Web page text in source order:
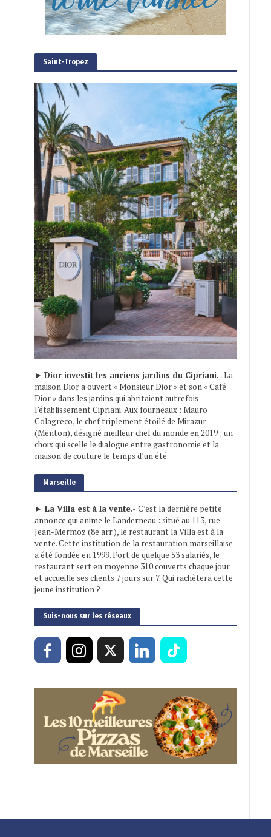
Saint-Tropez
► Dior investit les anciens jardins du Cipriani.- La
maison Dior a ouvert « Monsieur Dior » et son « Café
Dior » dans les jardins qui abritaient autrefois
l’établissement Cipriani. Aux fourneaux : Mauro
Colagreco, le chef triplement étoilé de Mirazur
(Menton), désigné meilleur chef du monde en 2019 ; un
choix qui scelle le dialogue entre gastronomie et la
maison de couture le temps d’un été.
Marseille
► La Villa est à la vente.- C’est la dernière petite
annonce qui anime le Landerneau : situé au 113, rue
Jean-Mermoz (8e arr.), le restaurant la Villa est à la
vente. Cette institution de la restauration marseillaise
a été fondée en 1999. Fort de quelque 53 salariés, le
restaurant sert en moyenne 310 couverts chaque jour
et accueille ses clients 7 jours sur 7. Qui rachètera cette
jeune institution ?
Suis-nous sur les réseaux